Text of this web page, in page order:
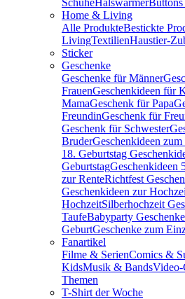
SchuheHalswärmer
Home & Living
Alle ProdukteBestickte
LivingTextilienHaustier-
Sticker
Geschenke
Geschenke für Männer
FrauenGeschenkideen für
MamaGeschenk für Papa
FreundinGeschenk für
Geschenk für Schwester
BruderGeschenkideen zum
18. Geburtstag
GeburtstagGeschenkideen
zur RenteRichtfest
Geschenkideen zur
HochzeitSilberhochzeit
TaufeBabyparty Geschenke
GeburtGeschenke zum
Fanartikel
Filme & SerienComics &
KidsMusik & BandsVideo-
Themen
T-Shirt der Woche